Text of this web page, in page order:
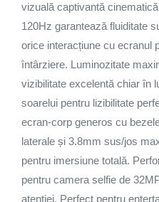
vizuală captivantă
120Hz garantează fluiditate
orice interacțiune cu ecranul
întârziere. Luminozitate
vizibilitate excelentă chiar în
soarelui pentru lizibilitate
ecran-corp generos cu
laterale și 3.8mm sus/jos
pentru imersiune totală.
pentru camera selfie de
atenției. Perfect pentru